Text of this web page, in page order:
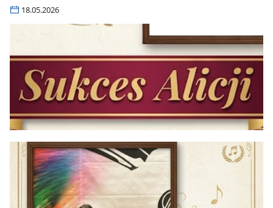
18.05.2026